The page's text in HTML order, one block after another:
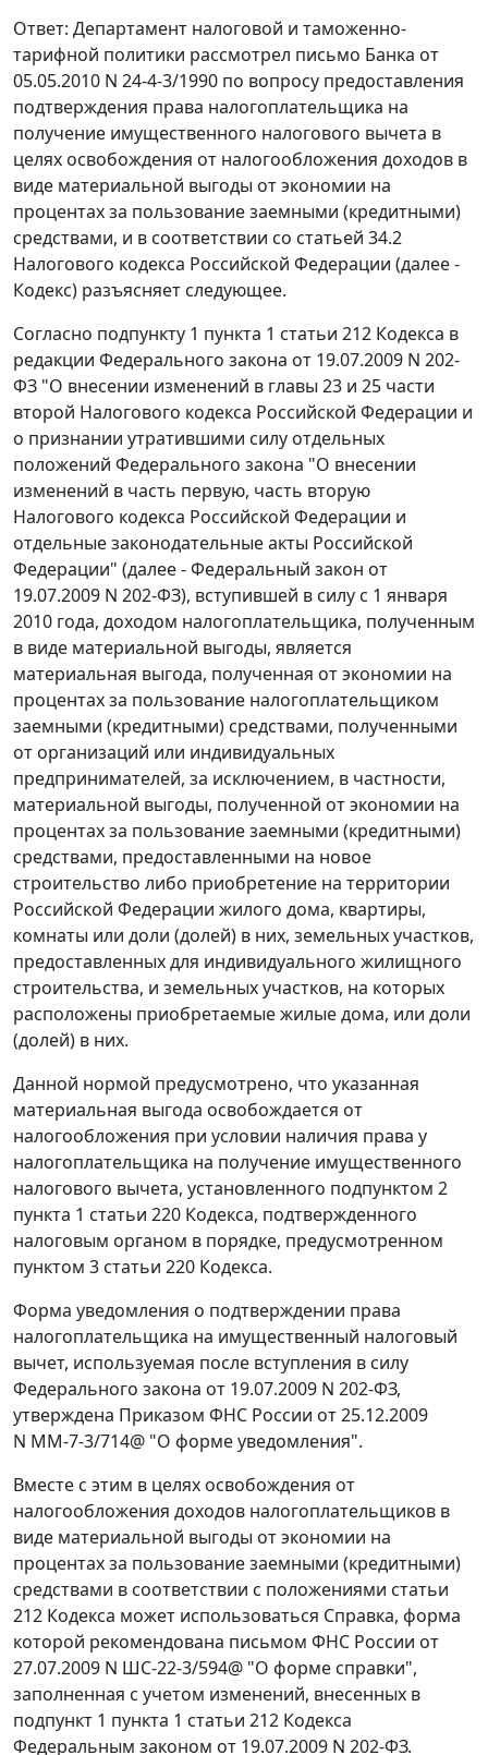
Ответ: Департамент налоговой и таможенно-
тарифной политики рассмотрел письмо Банка от
05.05.2010 N 24-4-3/1990 по вопросу предоставления
подтверждения права налогоплательщика на
получение имущественного налогового вычета в
целях освобождения от налогообложения доходов в
виде материальной выгоды от экономии на
процентах за пользование заемными (кредитными)
средствами, и в соответствии со статьей 34.2
Налогового кодекса Российской Федерации (далее -
Кодекс) разъясняет следующее.
Согласно подпункту 1 пункта 1 статьи 212 Кодекса в
редакции Федерального закона от 19.07.2009 N 202-
ФЗ "О внесении изменений в главы 23 и 25 части
второй Налогового кодекса Российской Федерации и
о признании утратившими силу отдельных
положений Федерального закона "О внесении
изменений в часть первую, часть вторую
Налогового кодекса Российской Федерации и
отдельные законодательные акты Российской
Федерации" (далее - Федеральный закон от
19.07.2009 N 202-ФЗ), вступившей в силу с 1 января
2010 года, доходом налогоплательщика, полученным
в виде материальной выгоды, является
материальная выгода, полученная от экономии на
процентах за пользование налогоплательщиком
заемными (кредитными) средствами, полученными
от организаций или индивидуальных
предпринимателей, за исключением, в частности,
материальной выгоды, полученной от экономии на
процентах за пользование заемными (кредитными)
средствами, предоставленными на новое
строительство либо приобретение на территории
Российской Федерации жилого дома, квартиры,
комнаты или доли (долей) в них, земельных участков,
предоставленных для индивидуального жилищного
строительства, и земельных участков, на которых
расположены приобретаемые жилые дома, или доли
(долей) в них.
Данной нормой предусмотрено, что указанная
материальная выгода освобождается от
налогообложения при условии наличия права у
налогоплательщика на получение имущественного
налогового вычета, установленного подпунктом 2
пункта 1 статьи 220 Кодекса, подтвержденного
налоговым органом в порядке, предусмотренном
пунктом 3 статьи 220 Кодекса.
Форма уведомления о подтверждении права
налогоплательщика на имущественный налоговый
вычет, используемая после вступления в силу
Федерального закона от 19.07.2009 N 202-ФЗ,
утверждена Приказом ФНС России от 25.12.2009
N ММ-7-3/714@ "О форме уведомления".
Вместе с этим в целях освобождения от
налогообложения доходов налогоплательщиков в
виде материальной выгоды от экономии на
процентах за пользование заемными (кредитными)
средствами в соответствии с положениями статьи
212 Кодекса может использоваться Справка, форма
которой рекомендована письмом ФНС России от
27.07.2009 N ШС-22-3/594@ "О форме справки",
заполненная с учетом изменений, внесенных в
подпункт 1 пункта 1 статьи 212 Кодекса
Федеральным законом от 19.07.2009 N 202-ФЗ.